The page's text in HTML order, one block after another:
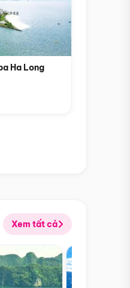
Ha Long
Xem tất cả